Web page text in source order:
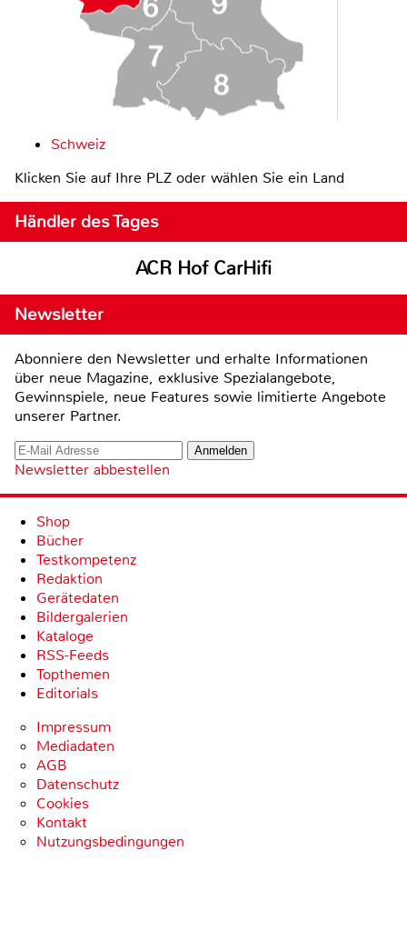
Schweiz
Klicken Sie auf Ihre PLZ oder wählen Sie ein Land
Händler des Tages
ACR Hof CarHifi
Newsletter
Abonniere den Newsletter und erhalte Informationen
über neue Magazine, exklusive Spezialangebote,
Gewinnspiele, neue Features sowie limitierte Angebote
unserer Partner.
Newsletter abbestellen
Shop
Bücher
Testkompetenz
Redaktion
Gerätedaten
Bildergalerien
Kataloge
RSS-Feeds
Topthemen
Editorials
Impressum
Mediadaten
AGB
Datenschutz
Cookies
Kontakt
Nutzungsbedingungen